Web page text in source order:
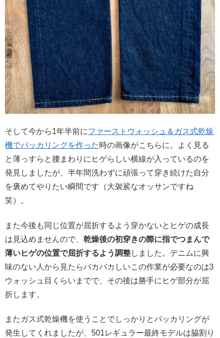
そして今から1年半前にファーストウォッシュ＆ガス式乾燥
機でパッカリングを作った時の画像がこちらに。よく見る
と薄っすらと腰まわりにヒゲらしい横線が入っているのを
発見しましたが、半年間洗わずに頑張って穿き続けた自分
を褒めてやりたい瞬間です（大袈裟なオッサンですね
笑）。
また今後も同じ位置が屈折するよう穿かないとヒゲの成長
は見込めませんので、 乾燥後の初穿きの際に指でつまんで
薄いヒゲの位置で屈折するよう調整しました。デニムに興
味のない人から見たらバカバカしいこの作業が必要なのは3
ウォッシュ目くらいまでで、その後は勝手にヒゲ部分が屈
折します。
またガス式乾燥機を使うことでしっかりとパッカリングが
発生してくれましたが、501レギュラー最終モデルは脇割り